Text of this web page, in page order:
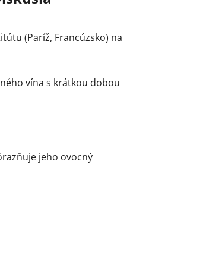
(Paríž, Francúzsko) na
vína s krátkou dobou
jeho ovocný